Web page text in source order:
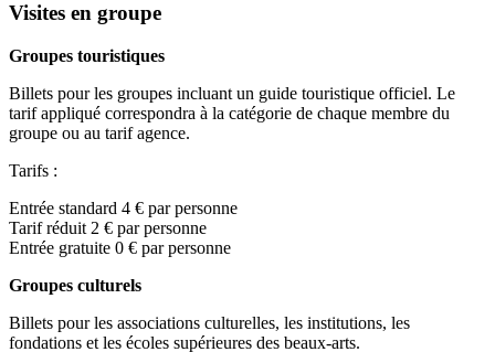
Visites en groupe
Groupes touristiques
Billets pour les groupes incluant un guide touristique officiel. Le
tarif appliqué correspondra à la catégorie de chaque membre du
groupe ou au tarif agence.
Tarifs :
Entrée standard 4 € par personne
Tarif réduit 2 € par personne
Entrée gratuite 0 € par personne
Groupes culturels
Billets pour les associations culturelles, les institutions, les
fondations et les écoles supérieures des beaux-arts.